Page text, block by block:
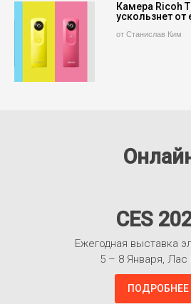
Камера Ricoh
ускользнет от
от Станислав Ким
CES
Ежегодная выставка
5 – 8 Января, Лас
ПОДРОБНЕЕ